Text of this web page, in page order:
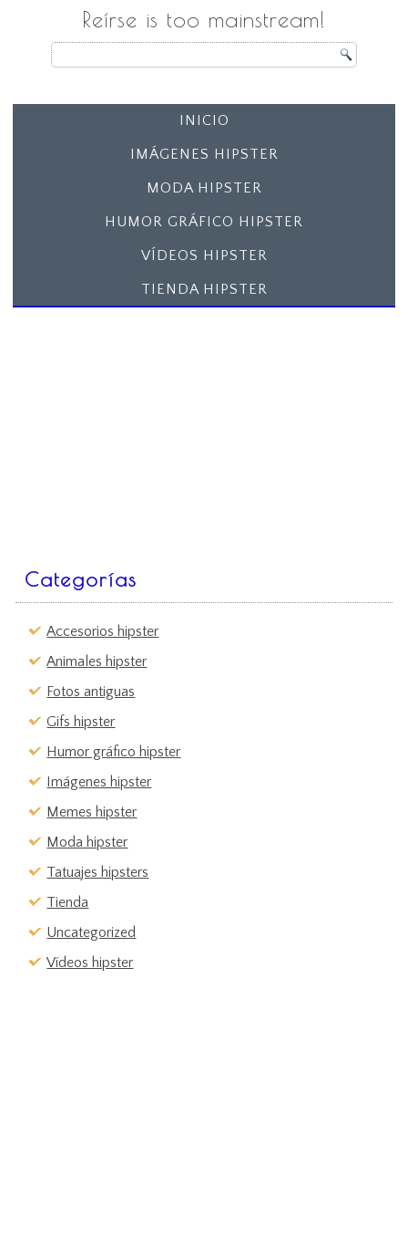
Reírse is too mainstream!
INICIO
IMÁGENES HIPSTER
MODA HIPSTER
HUMOR GRÁFICO HIPSTER
VÍDEOS HIPSTER
TIENDA HIPSTER
Categorías
Accesorios hipster
Animales hipster
Fotos antiguas
Gifs hipster
Humor gráfico hipster
Imágenes hipster
Memes hipster
Moda hipster
Tatuajes hipsters
Tienda
Uncategorized
Vídeos hipster